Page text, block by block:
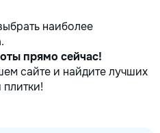
наиболее
прямо сейчас!
сайте и найдите лучших